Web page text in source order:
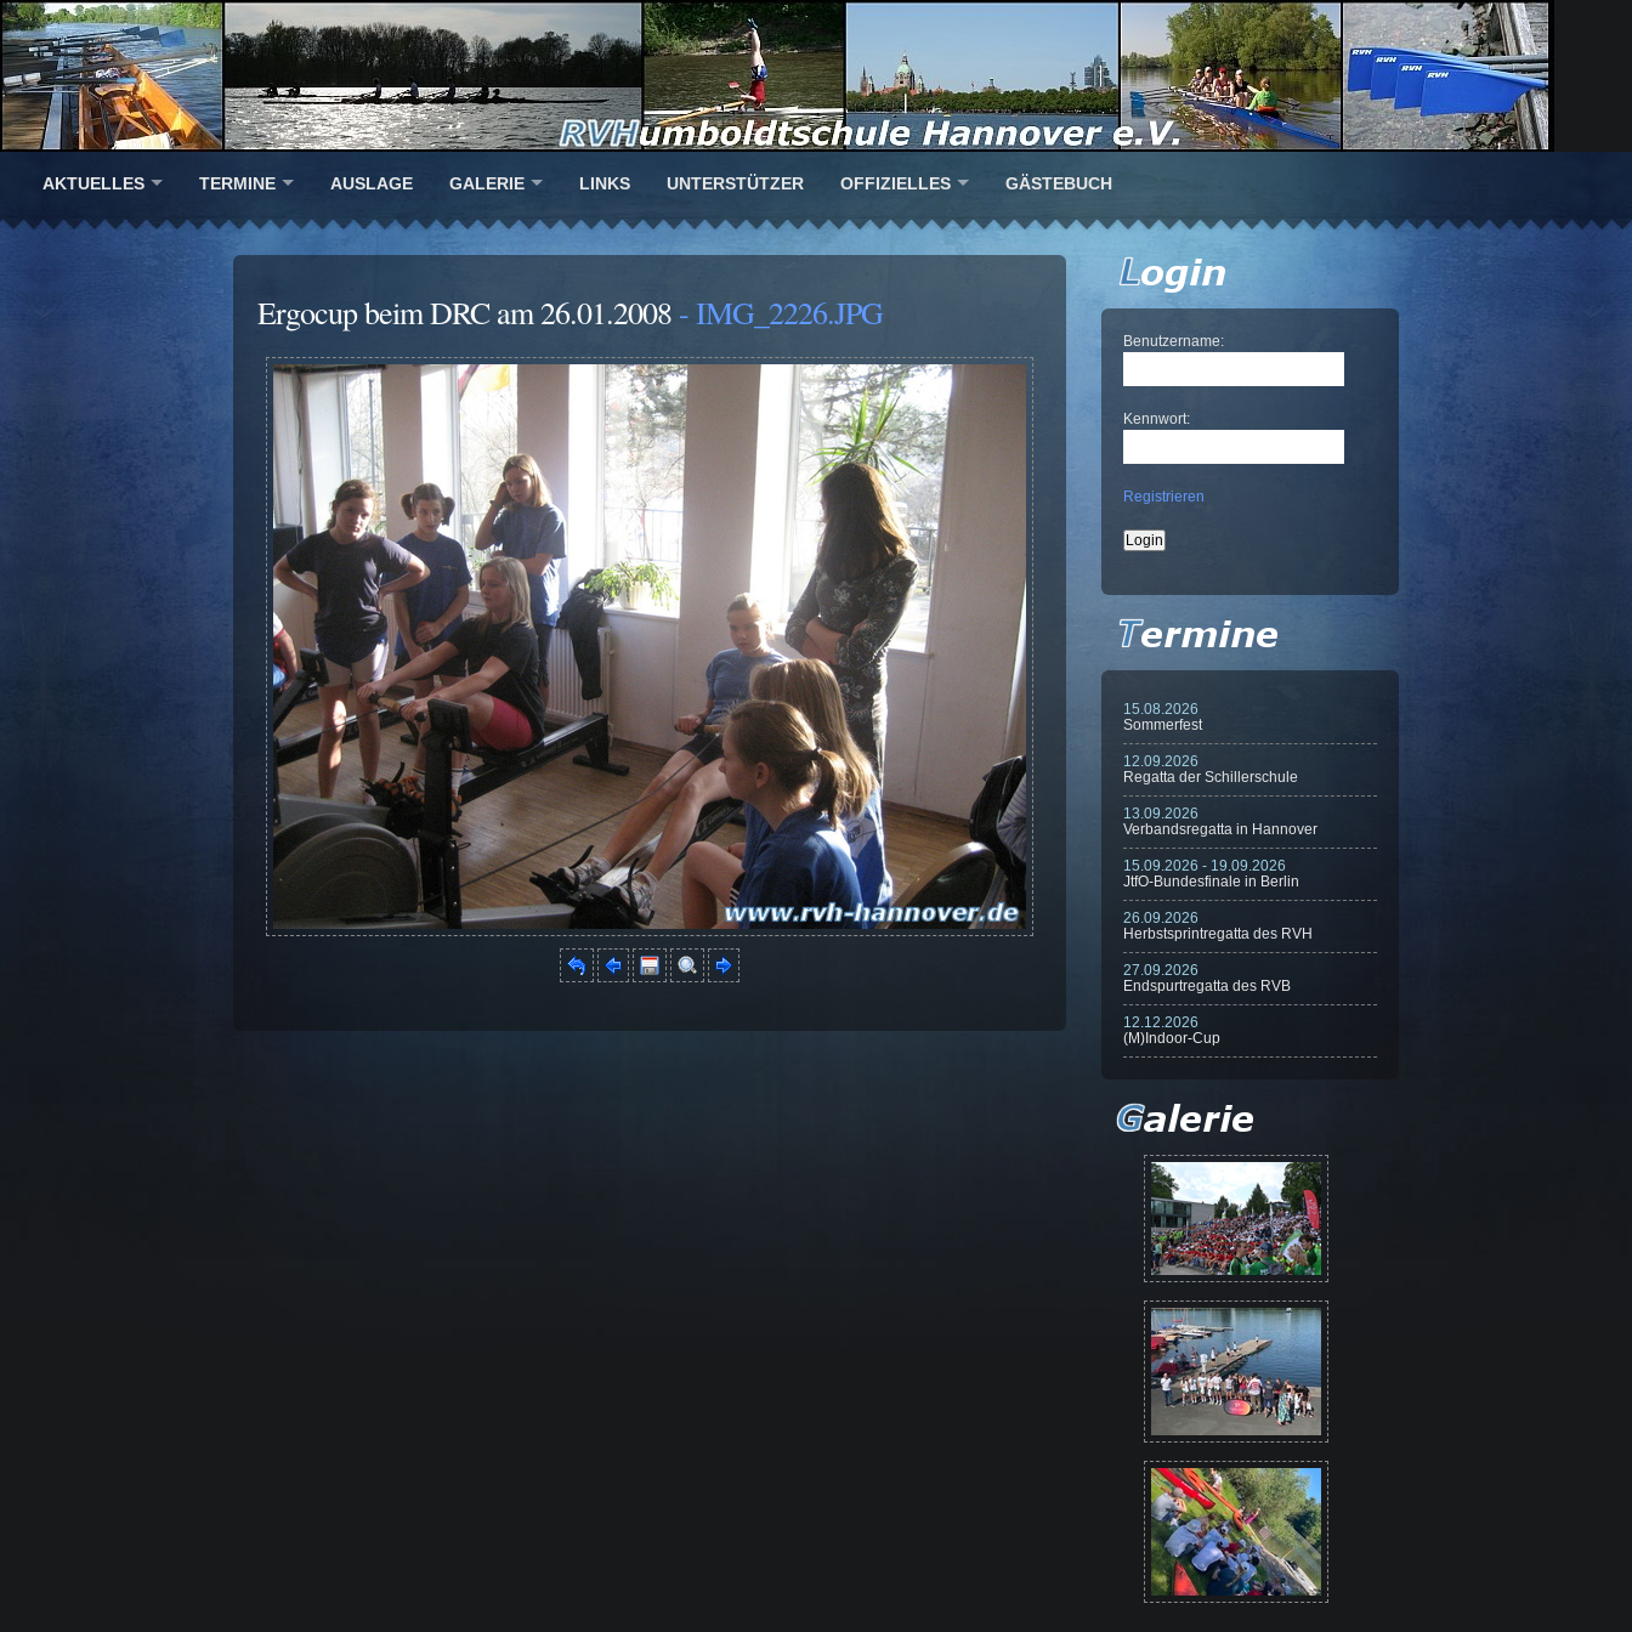
AKTUELLES TERMINE AUSLAGE GALERIE LINKS UNTERSTÜTZER OFFIZIELLES GÄSTEBUCH
Ergocup beim DRC am 26.01.2008 - IMG_2226.JPG
Benutzername:
Kennwort:
Registrieren
15.08.2026
Sommerfest
12.09.2026
Regatta der Schillerschule
13.09.2026
Verbandsregatta in Hannover
15.09.2026 - 19.09.2026
JtfO-Bundesfinale in Berlin
26.09.2026
Herbstsprintregatta des RVH
27.09.2026
Endspurtregatta des RVB
12.12.2026
(M)Indoor-Cup